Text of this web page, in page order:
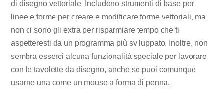
di disegno vettoriale. Includono strumenti di base per
linee e forme per creare e modificare forme vettoriali, ma
non ci sono gli extra per risparmiare tempo che ti
aspetteresti da un programma più sviluppato. Inoltre, non
sembra esserci alcuna funzionalità speciale per lavorare
con le tavolette da disegno, anche se puoi comunque
usarne una come un mouse a forma di penna.